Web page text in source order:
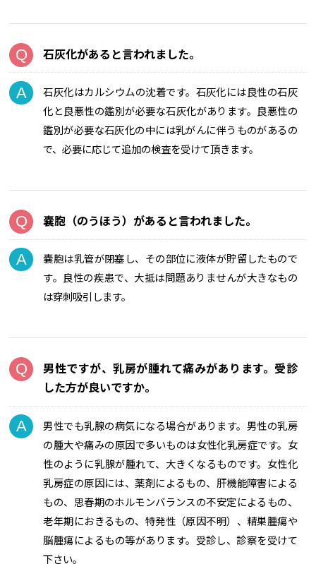
石灰化があると言われました。
石灰化はカルシウムの沈着です。石灰化には良性の石灰
化と良悪性の鑑別が必要な石灰化があります。良悪性の
鑑別が必要な石灰化の中には乳がんに伴うものがあるの
で、必要に応じて追加の検査を受けて頂きます。
嚢胞（のうほう）があると言われました。
嚢胞は乳管が閉塞し、その部位に液体が貯留したもので
す。良性の疾患で、大抵は問題ありませんが大きなもの
は穿刺吸引します。
男性ですが、乳房が腫れて痛みがあります。受診
した方が良いですか。
男性でも乳腺の病気になる場合があります。男性の乳房
の腫大や痛みの原因で多いものは女性化乳房症です。女
性のように乳腺が腫れて、大きくなるものです。女性化
乳房症の原因には、薬剤によるもの、肝機能障害による
もの、思春期のホルモンバランスの不安定によるもの、
老年期におきるもの、特発性（原因不明）、精巣腫瘍や
脳腫瘍によるもの等があります。受診し、診察を受けて
下さい。